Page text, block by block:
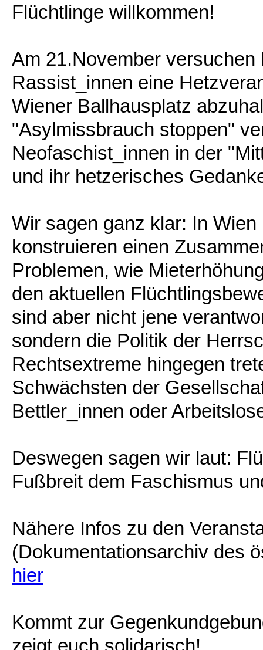
Flüchtlinge willkommen!
Am 21.November
Rassist_innen eine
Wiener Ballhausplatz
"Asylmissbrauch stoppen"
Neofaschist_innen in der
und ihr hetzerisches
Wir sagen ganz klar: In
konstruieren einen
Problemen, wie
den aktuellen
sind aber nicht jene
sondern die Politik der
Rechtsextreme hingegen
Schwächsten der
Bettler_innen oder
Deswegen sagen wir laut:
Fußbreit dem Faschismus
Nähere Infos zu den
(Dokumentationsarchiv des
hier
Kommt zur
zeigt euch solidarisch!